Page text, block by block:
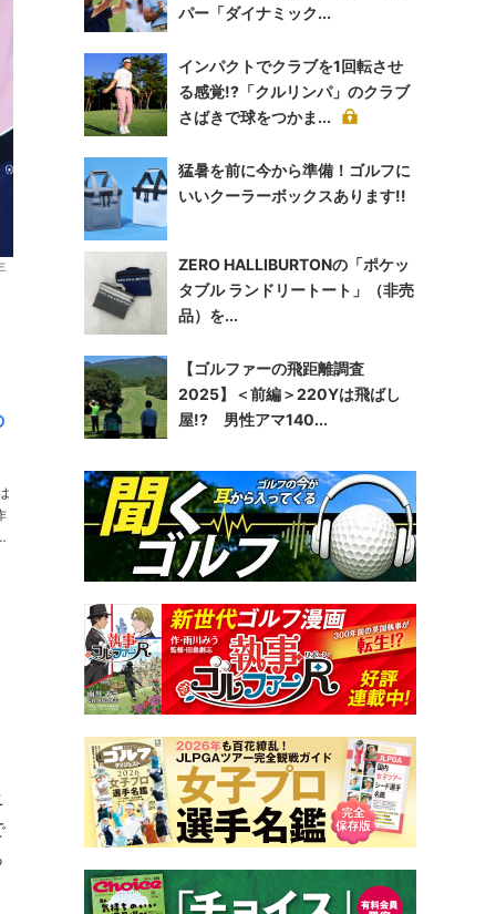
パー「ダイナミック...
インパクトでクラブを1回転させ
る感覚!?「クルリンパ」のクラブ
さばきで球をつかま...
猛暑を前に今から準備！ゴルフに
いいクーラーボックスあります!!
ZERO HALLIBURTONの「ポケッ
タブル ランドリートート」（非売
品）を...
【ゴルファーの飛距離調査
2025】＜前編＞220Yは飛ばし
屋!? 男性アマ140...